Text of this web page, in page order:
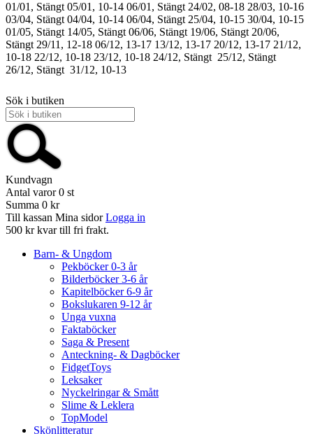
01/01, Stängt 05/01, 10-14 06/01, Stängt 24/02, 08-18 28/03, 10-16
03/04, Stängt 04/04, 10-14 06/04, Stängt 25/04, 10-15 30/04, 10-15
01/05, Stängt 14/05, Stängt 06/06, Stängt 19/06, Stängt 20/06,
Stängt 29/11, 12-18 06/12, 13-17 13/12, 13-17 20/12, 13-17 21/12,
10-18 22/12, 10-18 23/12, 10-18 24/12, Stängt 25/12, Stängt
26/12, Stängt 31/12, 10-13
Sök i butiken
Kundvagn
Antal varor 0 st
Summa 0 kr
Till kassan Mina sidor Logga in
500 kr kvar till fri frakt.
Barn- & Ungdom
Pekböcker 0-3 år
Bilderböcker 3-6 år
Kapitelböcker 6-9 år
Bokslukaren 9-12 år
Unga vuxna
Faktaböcker
Saga & Present
Anteckning- & Dagböcker
FidgetToys
Leksaker
Nyckelringar & Smått
Slime & Leklera
TopModel
Skönlitteratur